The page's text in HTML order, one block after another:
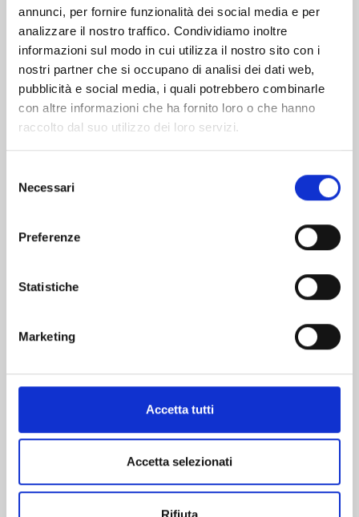
annunci, per fornire funzionalità dei social media e per
analizzare il nostro traffico. Condividiamo inoltre
informazioni sul modo in cui utilizza il nostro sito con i
nostri partner che si occupano di analisi dei dati web,
pubblicità e social media, i quali potrebbero combinarle
con altre informazioni che ha fornito loro o che hanno
raccolto dal suo utilizzo dei loro servizi.
delNecessari
Preferenze
Statistiche
Marketing
Accetta tutti
Accetta selezionati
Rifiuta
Altri volumi della serie
OTAKU VAMPIRE'S LOVE BITE n. 4
€ 6,50
Mostra tutto